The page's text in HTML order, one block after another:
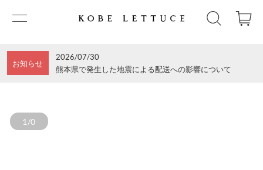
お知らせ
2026/07/30
熊本県で発生した地震による配送への影響について
1/0